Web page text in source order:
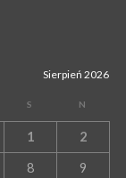
Sierpień 2026
S N
1 2
8 9